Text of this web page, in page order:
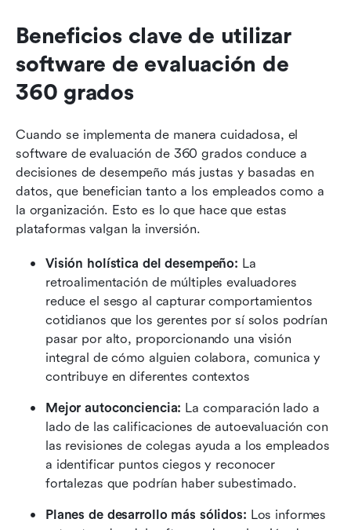
Beneficios clave de utilizar
software de evaluación de
360 grados
Cuando se implementa de manera cuidadosa, el
software de evaluación de 360 grados conduce a
decisiones de desempeño más justas y basadas en
datos, que benefician tanto a los empleados como a
la organización. Esto es lo que hace que estas
plataformas valgan la inversión.
Visión holística del desempeño: La
retroalimentación de múltiples evaluadores
reduce el sesgo al capturar comportamientos
cotidianos que los gerentes por sí solos podrían
pasar por alto, proporcionando una visión
integral de cómo alguien colabora, comunica y
contribuye en diferentes contextos
Mejor autoconciencia: La comparación lado a
lado de las calificaciones de autoevaluación con
las revisiones de colegas ayuda a los empleados
a identificar puntos ciegos y reconocer
fortalezas que podrían haber subestimado.
Planes de desarrollo más sólidos: Los informes